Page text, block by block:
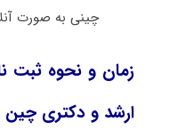
چینی به صورت
زمان و نحوه ثبت
ارشد و دکتری چین ۲۰۲۵